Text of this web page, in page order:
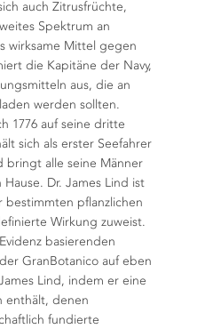
auch Zitrusfrüchte,
Spektrum an
wirksame Mittel gegen
die Kapitäne der Navy,
aus, die an
werden sollten.
1776 auf seine dritte
sich als erster Seefahrer
bringt alle seine Männer
Dr. James Lind ist
pflanzlichen
Wirkung zuweist.
basierenden
GranBotanico auf eben
Lind, indem er eine
enthält, denen
fundierte